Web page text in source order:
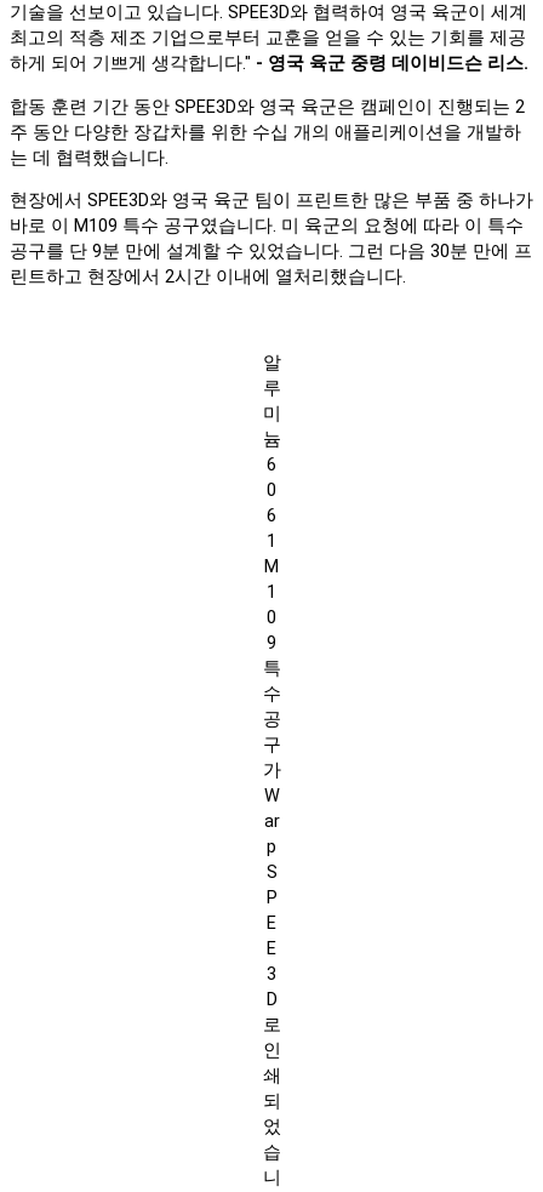
기술을 선보이고 있습니다. SPEE3D와 협력하여 영국 육군이 세계
최고의 적층 제조 기업으로부터 교훈을 얻을 수 있는 기회를 제공
하게 되어 기쁘게 생각합니다." - 영국 육군 중령 데이비드슨 리스.
합동 훈련 기간 동안 SPEE3D와 영국 육군은 캠페인이 진행되는 2
주 동안 다양한 장갑차를 위한 수십 개의 애플리케이션을 개발하
는 데 협력했습니다.
현장에서 SPEE3D와 영국 육군 팀이 프린트한 많은 부품 중 하나가
바로 이 M109 특수 공구였습니다. 미 육군의 요청에 따라 이 특수
공구를 단 9분 만에 설계할 수 있었습니다. 그런 다음 30분 만에 프
린트하고 현장에서 2시간 이내에 열처리했습니다.
알
루
미
늄
6
0
6
1
M
1
0
9
특
수
공
구
가
W
ar
p
S
P
E
E
3
D
로
인
쇄
되
었
습
니